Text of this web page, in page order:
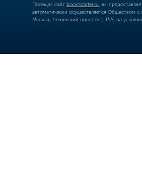
Посещая сайт boomstarter.ru , вы
автоматически осуществляется Обществом
Москва, Ленинский проспект, 15А) на